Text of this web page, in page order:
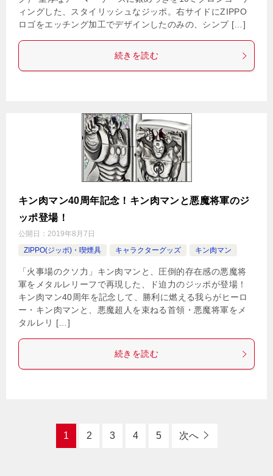
ィングした、スタイリッシュなジッポ。右サイドにZIPPO
ロゴをエッチング加工でデザインしたのみの、シンプ […]
続きを読む
キン肉マン40周年記念！キン肉マンと悪魔将軍のジ
ッポ登場！
公開日： 2019年8月7日
ZIPPO(ジッポ)・喫煙具
キャラクターグッズ キン肉マン
「火事場のクソ力」キン肉マンと、圧倒的存在感の悪魔将
軍をメタルレリーフで再現した、ド迫力のジッポが登場！
キン肉マン40周年を記念して、勝利に燃える我らがヒーロ
ー・キン肉マンと、悪魔超人を束ねる首領・悪魔将軍をメ
タルレリ […]
続きを読む
1 2 3 4 5 次へ